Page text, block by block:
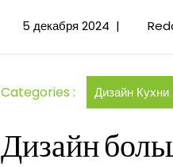
5 декабря 20245
2024
|
Categories : Дизайн Кухни
Дизайн